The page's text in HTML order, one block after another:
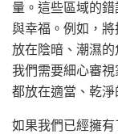
量。這些區域的
與幸福。例如，
放在陰暗、潮濕
我們需要細心審
都放在適當、乾淨
如果我們已經擁